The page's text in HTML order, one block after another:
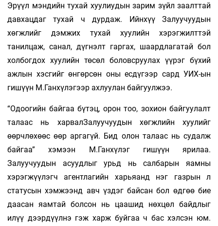
Эрүүл мэндийн тухай хуулиудын зарим зүйл заалттай
давхацдаг тухай ч дурдаж. Ийнхүү Залуучуудын
хөгжлийг дэмжих тухай хуулийн хэрэгжилттэй
танилцаж, санал, дүгнэлт гаргах, шаардлагатай бол
холбогдох хуулийн төсөл боловсруулах үүрэг бүхий
ажлын хэсгийг өнгөрсөн оны есдүгээр сард УИХ-ын
гишүүн М.Ганхүлэгээр ахлуулан байгуулжээ.
“Одоогийн байгаа бүтэц, орон тоо, зохион байгуулалт
талаас нь харвалЗалуучуудын хөгжлийн хуулийг
өөрчлөхөөс өөр аргагүй. Бид олон талаас нь судалж
байгаа” хэмээн М.Ганхүлэг гишүүн ярилаа.
Залуучуудын асуудлыг урьд нь салбарын яамны
хэрэгжүүлэгч агентлагийн харьяанд нэг газрын л
статусын хэмжээнд авч үздэг байсан бол өдгөө бие
даасан яамтай болсон нь цаашид нөхцөл байдлыг
илүү дээрдүүлнэ гэж харж буйгаа ч бас хэлсэн юм.